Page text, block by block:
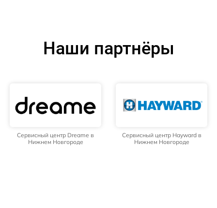
Наши партнёры
Сервисный центр Dreame в
Нижнем Новгороде
Сервисный центр Hayward в
Нижнем Новгороде